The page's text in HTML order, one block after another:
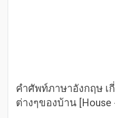
คำศัพท์ภาษาอังกฤษ เ
ต่างๆของบ้าน [House